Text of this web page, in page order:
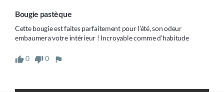
Bougie pastèque
Cette bougie est faites parfaitement pour l’été, son odeur
embaumera votre intérieur ! Incroyable comme d’habitude
0 0